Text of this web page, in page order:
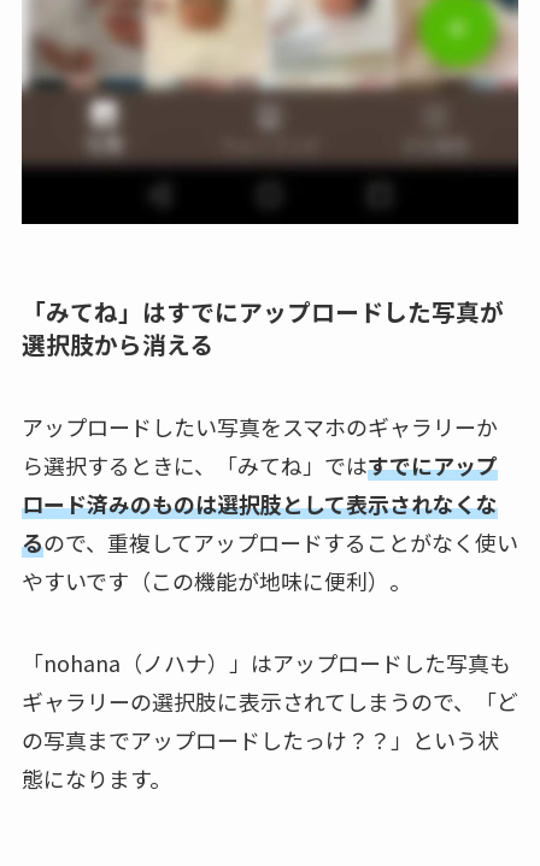
「みてね」はすでにアップロードした写真が
選択肢から消える
アップロードしたい写真をスマホのギャラリーか
ら選択するときに、「みてね」ではすでにアップ
ロード済みのものは選択肢として表示されなくな
るので、重複してアップロードすることがなく使い
やすいです（この機能が地味に便利）。
「nohana（ノハナ）」はアップロードした写真も
ギャラリーの選択肢に表示されてしまうので、「ど
の写真までアップロードしたっけ？？」という状
態になります。